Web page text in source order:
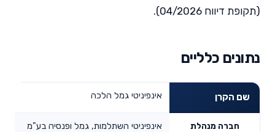
(תקופת דיווח 04/2026).
נתונים כלליים
שם הקרן אינפיניטי גמל הלכה
חברה מנהלת אינפיניטי השתלמות, גמל ופנסיה בע"מ